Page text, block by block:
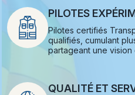
PILOTES
Pilotes certifiés
qualifiés, cumulant
partageant une
QUALITÉ ET